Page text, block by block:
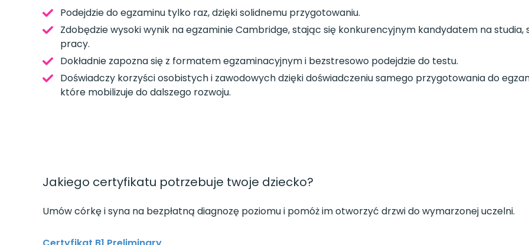
Podejdzie do egzaminu tylko raz, dzięki solidnemu przygotowaniu.
Zdobędzie wysoki wynik na egzaminie Cambridge, stając się konkurencyjnym kandydatem na studia,
pracy.
Dokładnie zapozna się z formatem egzaminacyjnym i bezstresowo podejdzie do testu.
Doświadczy korzyści osobistych i zawodowych dzięki doświadczeniu samego przygotowania do
które mobilizuje do dalszego rozwoju.
Jakiego certyfikatu potrzebuje twoje dziecko?
Umów córkę i syna na bezpłatną diagnozę poziomu i pomóż im otworzyć drzwi do wymarzonej uczelni.